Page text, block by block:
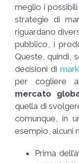
meglio i
strategie di
riguardano
pubblico, i
Queste, quindi,
decisioni di
per cogliere
mercato
quella di
comunque, in
esempio, alcuni
Prima